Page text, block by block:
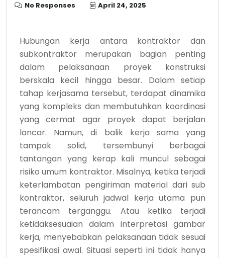
No Responses April 24, 2025
Hubungan kerja antara kontraktor dan
subkontraktor merupakan bagian penting
dalam pelaksanaan proyek konstruksi
berskala kecil hingga besar. Dalam setiap
tahap kerjasama tersebut, terdapat dinamika
yang kompleks dan membutuhkan koordinasi
yang cermat agar proyek dapat berjalan
lancar. Namun, di balik kerja sama yang
tampak solid, tersembunyi berbagai
tantangan yang kerap kali muncul sebagai
risiko umum kontraktor. Misalnya, ketika terjadi
keterlambatan pengiriman material dari sub
kontraktor, seluruh jadwal kerja utama pun
terancam terganggu. Atau ketika terjadi
ketidaksesuaian dalam interpretasi gambar
kerja, menyebabkan pelaksanaan tidak sesuai
spesifikasi awal. Situasi seperti ini tidak hanya